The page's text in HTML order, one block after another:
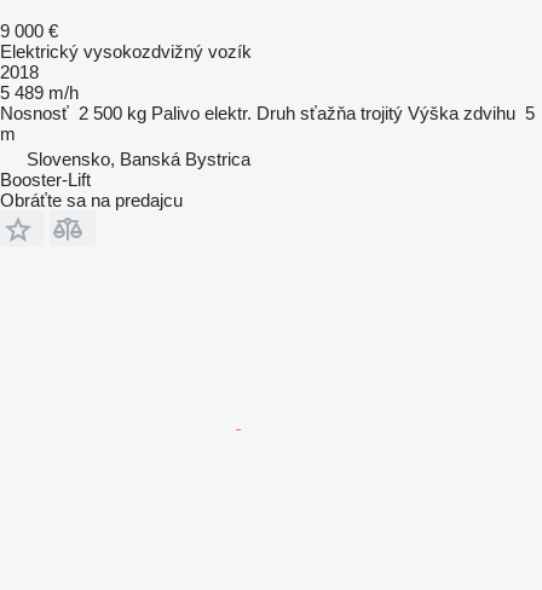
9 000 €
Elektrický vysokozdvižný vozík
2018
5 489 m/h
Nosnosť 2 500 kg Palivo elektr. Druh sťažňa trojitý Výška zdvihu 5
m
Slovensko, Banská Bystrica
Booster-Lift
Obráťte sa na predajcu